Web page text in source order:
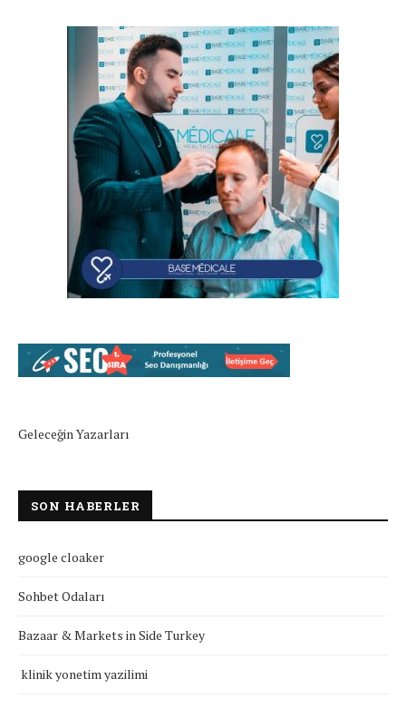
Geleceğin Yazarları
SON HABERLER
google cloaker
Sohbet Odaları
Bazaar & Markets in Side Turkey
klinik yonetim yazilimi